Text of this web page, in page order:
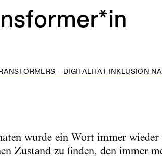
– DIGITALITÄT INKLUSION
wurde ein Wort immer
Zustand zu finden, den immer